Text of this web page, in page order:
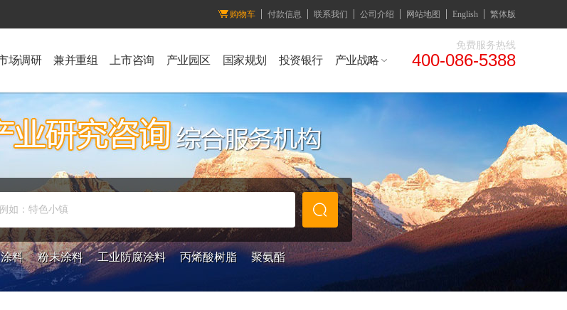
购物车 付款信息 联系我们 公司介绍 网站地图 English 繁体版
场调研 兼并重组 上市咨询 产业园区 国家规划 投资银行 产业战略
免费服务热线
400-086-5388
如：特色小镇
涂料 粉末涂料 工业防腐涂料 丙烯酸树脂 聚氨酯